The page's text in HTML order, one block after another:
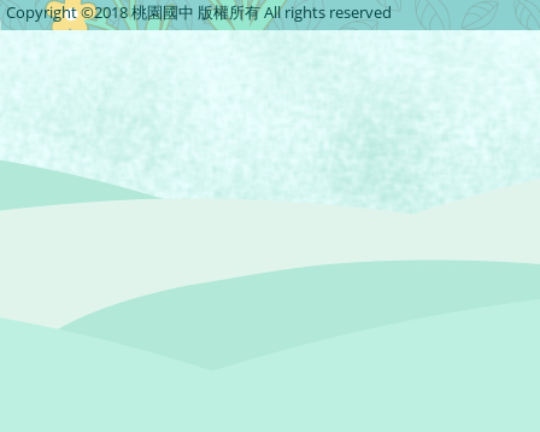
Copyright ©2018 桃園國中 版權所有 All rights reserved